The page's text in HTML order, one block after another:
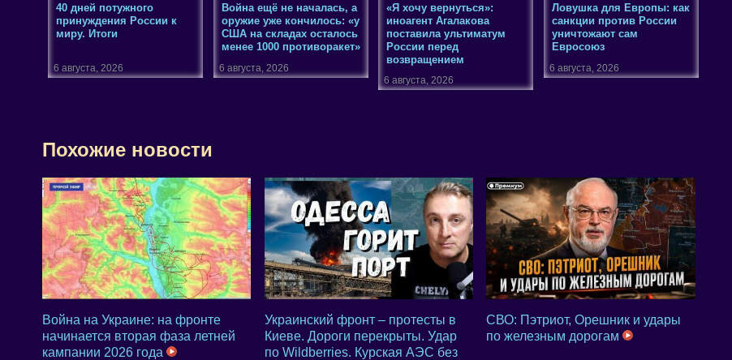
40 дней потужного
принуждения России к
миру. Итоги
6 августа, 2026
Война ещё не началась, а
оружие уже кончилось: «у
США на складах осталось
менее 1000 противоракет»
6 августа, 2026
«Я хочу вернуться»:
иноагент Агалакова
поставила ультиматум
России перед
возвращением
6 августа, 2026
Ловушка для Европы: как
санкции против России
уничтожают сам
Евросоюз
6 августа, 2026
Похожие новости
Война на Украине: на фронте
начинается вторая фаза летней
кампании 2026 года
Украинский фронт – протесты в
Киеве. Дороги перекрыты. Удар
по Wildberries. Курская АЭС без
СВО: Пэтриот, Орешник и удары
по железным дорогам